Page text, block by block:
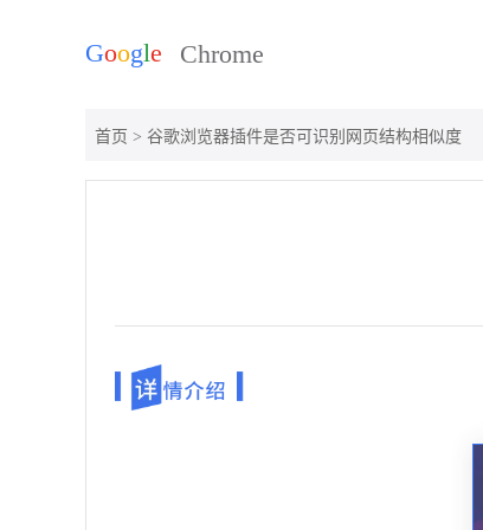
首页 > 谷歌浏览器插件是否可识别网页结构相似度